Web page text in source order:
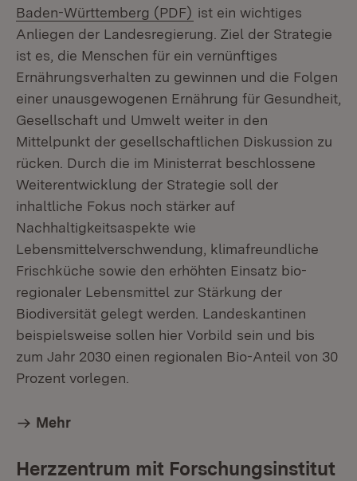
Baden-Württemberg (PDF) (Öffnet in neuem
ist ein wichtiges
Anliegen der Landesregierung. Ziel der Strategie
ist es, die Menschen für ein vernünftiges
Ernährungsverhalten zu gewinnen und die Folgen
einer unausgewogenen Ernährung für Gesundheit,
Gesellschaft und Umwelt weiter in den
Mittelpunkt der gesellschaftlichen Diskussion zu
rücken. Durch die im Ministerrat beschlossene
Weiterentwicklung der Strategie soll der
inhaltliche Fokus noch stärker auf
Nachhaltigkeitsaspekte wie
Lebensmittelverschwendung, klimafreundliche
Frischküche sowie den erhöhten Einsatz bio-
regionaler Lebensmittel zur Stärkung der
Biodiversität gelegt werden. Landeskantinen
beispielsweise sollen hier Vorbild sein und bis
zum Jahr 2030 einen regionalen Bio-Anteil von 30
Prozent vorlegen.
Mehr
Herzzentrum mit Forschungsinstitut